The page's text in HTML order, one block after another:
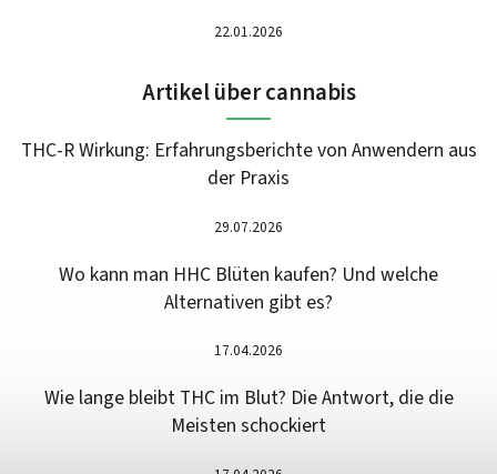
22.01.2026
Artikel über cannabis
THC-R Wirkung: Erfahrungsberichte von Anwendern aus
der Praxis
29.07.2026
Wo kann man HHC Blüten kaufen? Und welche
Alternativen gibt es?
17.04.2026
Wie lange bleibt THC im Blut? Die Antwort, die die
Meisten schockiert